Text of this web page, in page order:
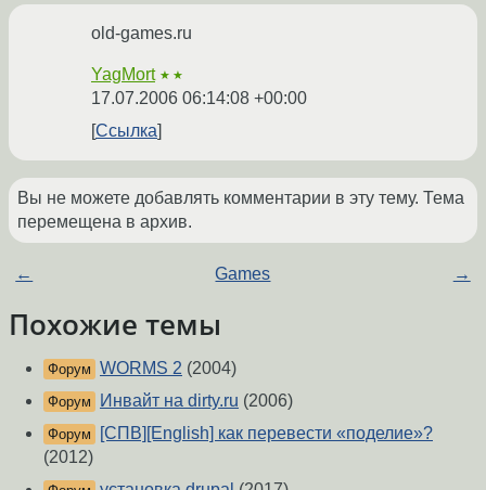
old-games.ru
YagMort ★★
17.07.2006 06:14:08 +00:00
Ссылка
Вы не можете добавлять комментарии в эту тему. Тема
перемещена в архив.
← Games →
Похожие темы
Форум WORMS 2 (2004)
Форум Инвайт на dirty.ru (2006)
Форум
[СПВ][English] как перевести «поделие»?
(2012)